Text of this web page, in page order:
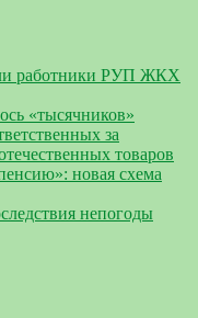
работники РУП ЖКХ
«тысячников»
за
товаров
новая схема
непогоды